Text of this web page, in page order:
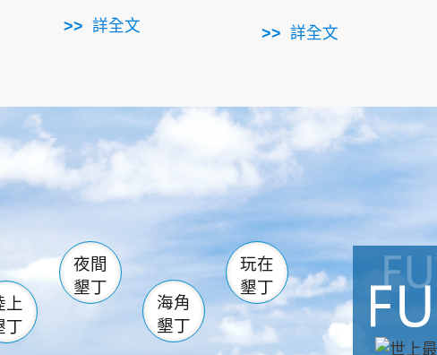
詳全文 詳全文
南仁湖
滿州 佳樂水
森林遊樂區
墾管處遊客中心
社頂公園 風吹沙
船帆石 龍磐公園
香蕉灣 龍坑
鵝鑾鼻
上
丁
夜間
墾丁
海角
墾丁
玩在
墾丁